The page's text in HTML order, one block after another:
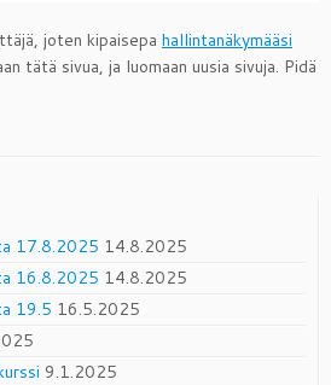
joten kipaisepa hallintanäkymääsi
tätä sivua, ja luomaan uusia sivuja. Pidä
17.8.2025 14.8.2025
16.8.2025 14.8.2025
19.5 16.5.2025
9.1.2025